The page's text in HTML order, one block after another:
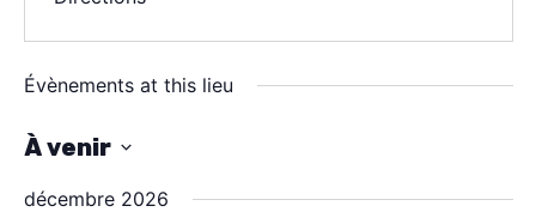
CONTACT
Évènements at this lieu
À venir
décembre 2026